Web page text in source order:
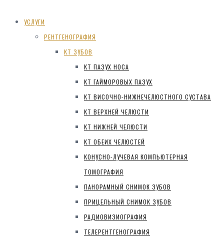
УСЛУГИ
РЕНТГЕНОГРАФИЯ
КТ ЗУБОВ
КТ ПАЗУХ НОСА
КТ ГАЙМОРОВЫХ ПАЗУХ
КТ ВИСОЧНО-НИЖНЕЧЕЛЮСТНОГО СУСТАВА
КТ ВЕРХНЕЙ ЧЕЛЮСТИ
КТ НИЖНЕЙ ЧЕЛЮСТИ
КТ ОБЕИХ ЧЕЛЮСТЕЙ
КОНУСНО-ЛУЧЕВАЯ КОМПЬЮТЕРНАЯ
ТОМОГРАФИЯ
ПАНОРАМНЫЙ СНИМОК ЗУБОВ
ПРИЦЕЛЬНЫЙ СНИМОК ЗУБОВ
РАДИОВИЗИОГРАФИЯ
ТЕЛЕРЕНТГЕНОГРАФИЯ